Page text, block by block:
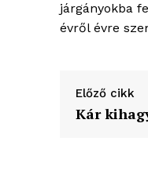
járgányokba
évről évre
Előző cikk
Kár